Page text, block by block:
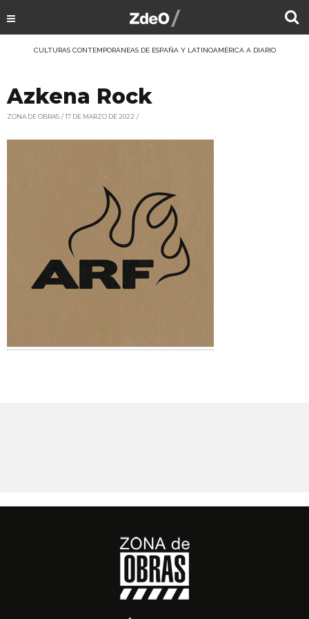
CULTURAS CONTEMPORÁNEAS DE ESPAÑA Y LATINOAMÉRICA A DIARIO
Azkena Rock
ZONA DE OBRAS 17 DE MARZO DE 2022